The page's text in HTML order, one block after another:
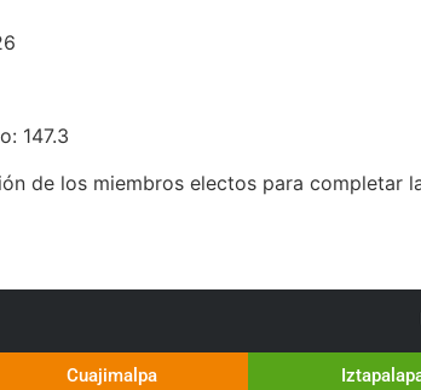
147.3
de los miembros electos para completar
Cuajimalpa